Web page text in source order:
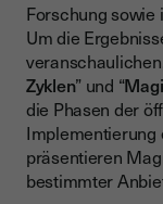
Forschung sowie
Um die
Zyklen” und “
die Phasen der
Implementierung
präsentieren
bestimmter